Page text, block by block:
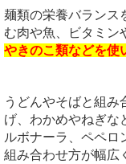
麺類の栄養バランス
む肉や魚、ビタミン
やきのこ類などを使
うどんやそばと組み
げ、わかめやねぎな
ルボナーラ、ペペロ
組み合わせ方が幅広